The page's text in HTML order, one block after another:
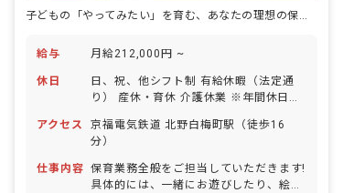
子どもの「やってみたい」を育む、あなたの理想の保育がここで実現
給与 月給212,000円 ~
休日
日、祝、他シフト制 有給休暇（法定通
り） 産休・育休 介護休業 ※年間休日
アクセス
京福電気鉄道 北野白梅町駅（徒歩16
分）
仕事内容 保育業務全般をご担当していただきます!
具体的には、一緒にお遊びしたり、絵本